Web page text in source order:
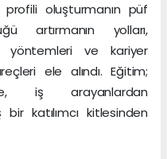
oluşturmanın püf
artırmanın yolları,
yöntemleri ve kariyer
ele alındı. Eğitim;
iş arayanlardan
katılımcı kitlesinden